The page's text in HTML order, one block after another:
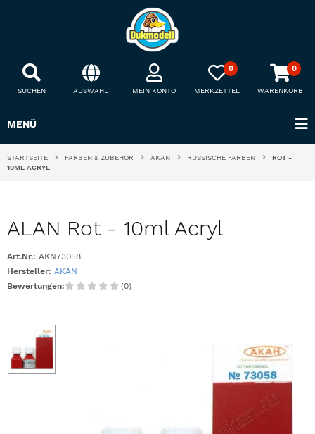
SUCHEN AUSWAHL MEIN KONTO
0
MERKZETTEL
0
WARENKORB
MENÜ
STARTSEITE FARBEN & ZUBEHÖR AKAN RUSSISCHE FARBEN
ROT -
10ML ACRYL
ALAN Rot - 10ml Acryl
Art.Nr.: AKN73058
Hersteller: AKAN
Bewertungen:
(0)